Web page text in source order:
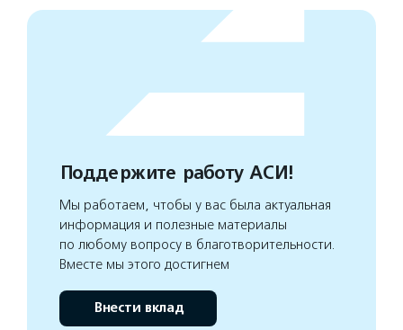
Поддержите работу АСИ!
Мы работаем, чтобы у вас была актуальная
информация и полезные материалы
по любому вопросу в благотворительности.
Вместе мы этого достигнем
Внести вклад